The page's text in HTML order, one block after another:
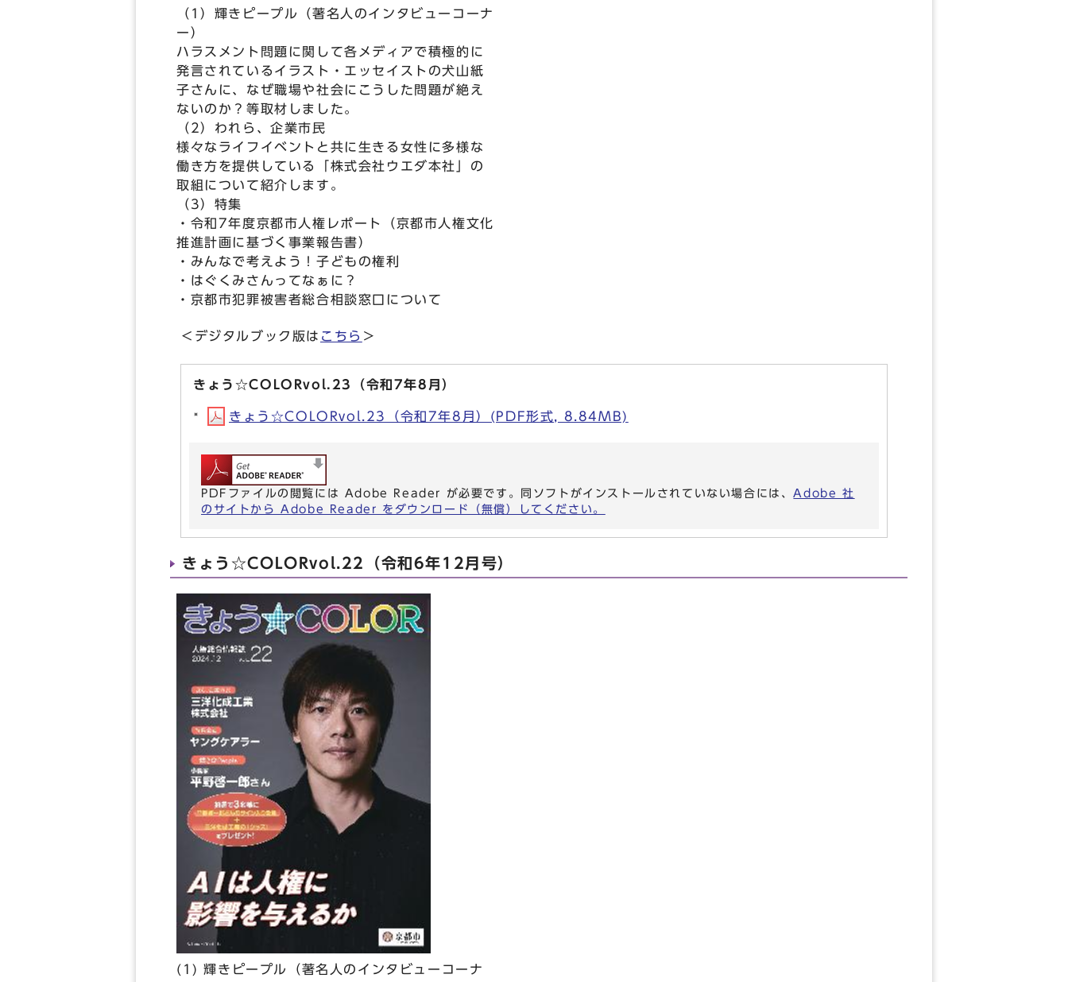
（1）輝きピープル（著名人のインタビューコーナ
ー）
ハラスメント問題に関して各メディアで積極的に
発言されているイラスト・エッセイストの犬山紙
子さんに、なぜ職場や社会にこうした問題が絶え
ないのか？等取材しました。
（2）われら、企業市民
様々なライフイベントと共に生きる女性に多様な
働き方を提供している「株式会社ウエダ本社」の
取組について紹介します。
（3）特集
・令和7年度京都市人権レポート（京都市人権文化
推進計画に基づく事業報告書）
・みんなで考えよう！子どもの権利
・はぐくみさんってなぁに？
・京都市犯罪被害者総合相談窓口について
＜デジタルブック版は こちら ＞
きょう☆COLORvol.23（令和7年8月）
きょう☆COLORvol.23（令和7年8月）(PDF形式, 8.84MB)
PDFファイルの閲覧には Adobe Reader が必要です。同ソフトがインストールされていない場合には、 Adobe 社
のサイトから Adobe Reader をダウンロード（無償）してください。
きょう☆COLORvol.22（令和6年12月号）
(1) 輝きピープル（著名人のインタビューコーナ